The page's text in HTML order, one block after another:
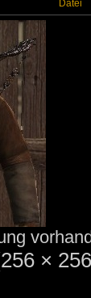
Datei
×